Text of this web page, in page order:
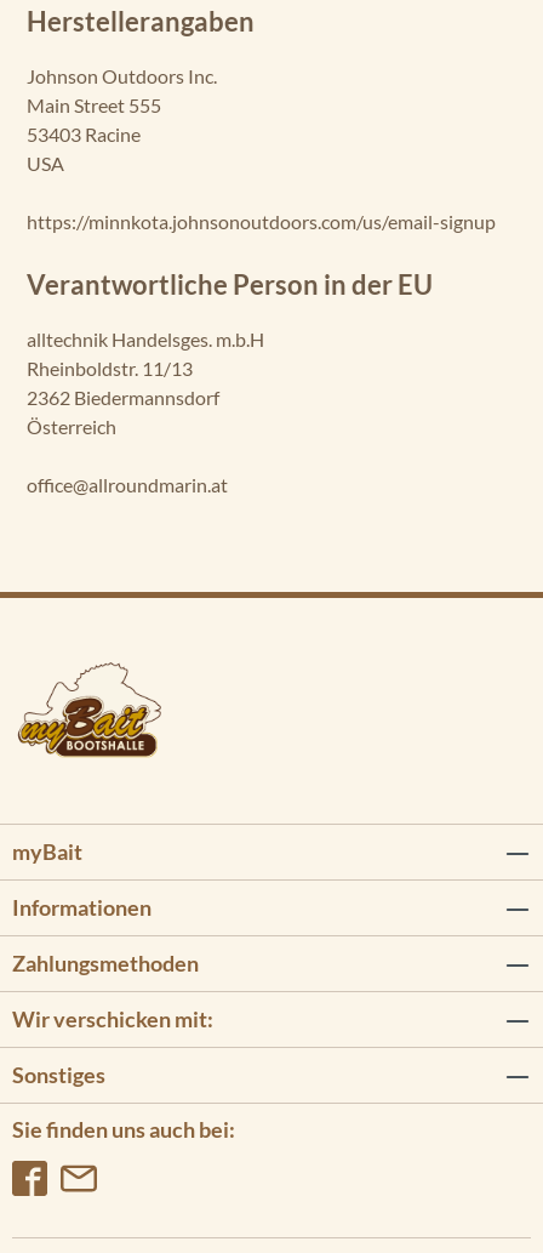
Herstellerangaben
Johnson Outdoors Inc.
Main Street 555
53403 Racine
USA
https://minnkota.johnsonoutdoors.com/us/email-signup
Verantwortliche Person in der EU
alltechnik Handelsges. m.b.H
Rheinboldstr. 11/13
2362 Biedermannsdorf
Österreich
office@allroundmarin.at
myBait
Informationen
Sie finden uns auch bei:
Zahlungsmethoden
Wir verschicken mit:
Sonstiges